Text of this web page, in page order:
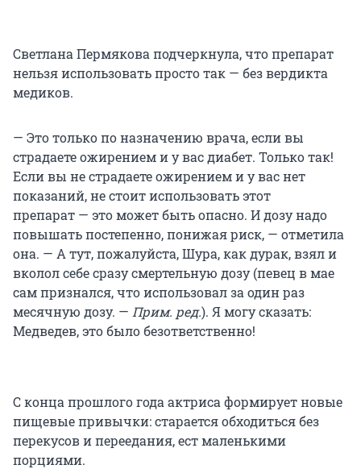
Светлана Пермякова подчеркнула, что препарат
нельзя использовать просто так — без вердикта
медиков.
— Это только по назначению врача, если вы
страдаете ожирением и у вас диабет. Только так!
Если вы не страдаете ожирением и у вас нет
показаний, не стоит использовать этот
препарат — это может быть опасно. И дозу надо
повышать постепенно, понижая риск, — отметила
она. — А тут, пожалуйста, Шура, как дурак, взял и
вколол себе сразу смертельную дозу (певец в мае
сам признался, что использовал за один раз
месячную дозу. — Прим. ред.). Я могу сказать:
Медведев, это было безответственно!
С конца прошлого года актриса формирует новые
пищевые привычки: старается обходиться без
перекусов и переедания, ест маленькими
порциями.